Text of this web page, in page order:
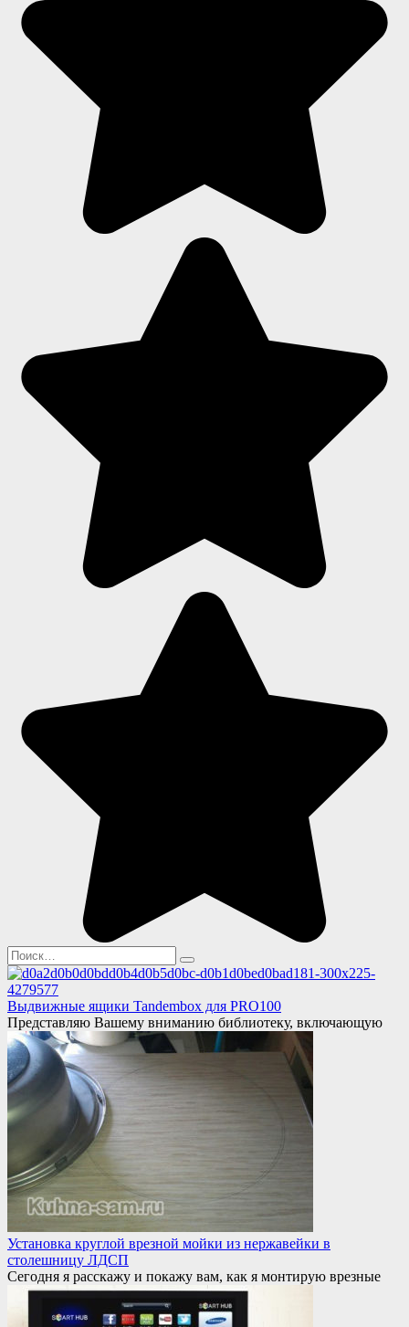
Search
for:
Выдвижные ящики Tandembox для PRO100
Представляю Вашему вниманию библиотеку, включающую
Установка круглой врезной мойки из нержавейки в
столешницу ЛДСП
Сегодня я расскажу и покажу вам, как я монтирую врезные